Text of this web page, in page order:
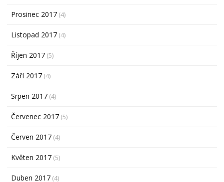
Prosinec 2017 (4)
Listopad 2017 (4)
Říjen 2017 (5)
Září 2017 (4)
Srpen 2017 (4)
Červenec 2017 (5)
Červen 2017 (4)
Květen 2017 (5)
Duben 2017 (4)